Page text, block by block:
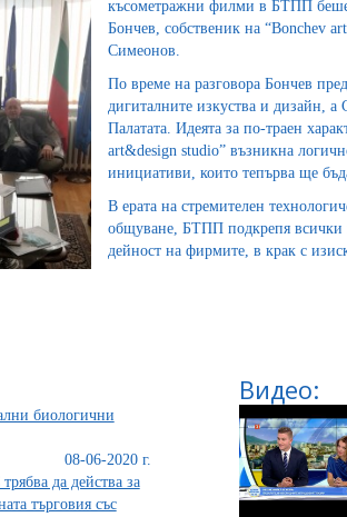
късометражни филми в БТПП
Бончев, собственик на “Bonchev
Симеонов.
По време на разговора Бончев
дигиталните изкуства и дизайн, а
Палатата. Идеята за по-траен
art&design studio” възникна
инициативи, които тепърва ще
В ерата на стремителен
общуване, БТПП подкрепя всички
дейност на фирмите, в крак с
биологични
08-06-2020 г.
да действа за
търговия със
Видео: